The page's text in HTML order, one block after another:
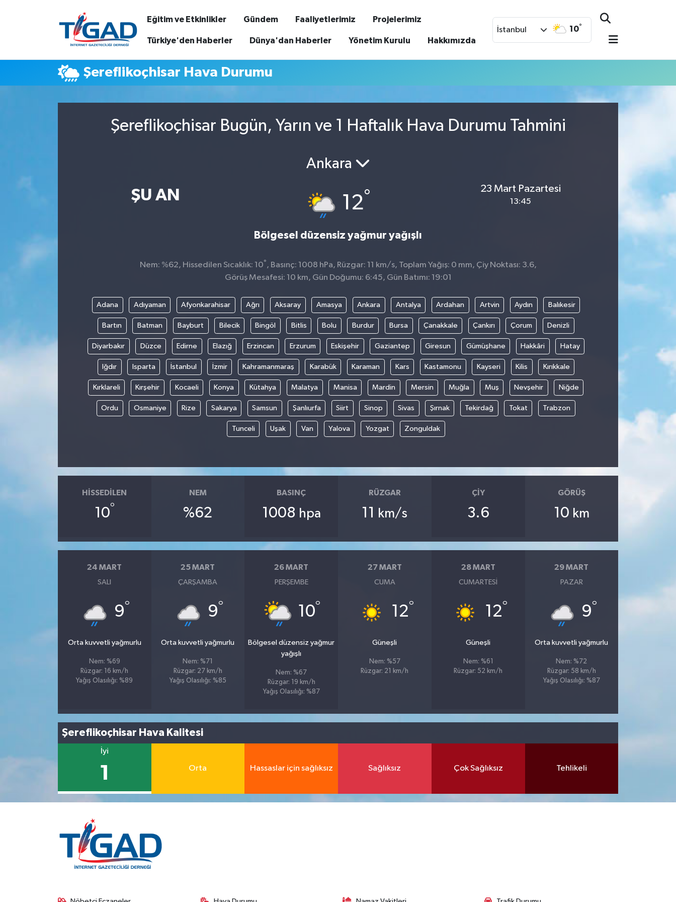
Eğitim ve Etkinlikler Gündem Faaliyetlerimiz Projelerimiz
Türkiye'den Haberler Dünya'dan Haberler Yönetim Kurulu Hakkımızda
İstanbul 10°
Şereflikoçhisar Hava Durumu
Şereflikoçhisar Bugün, Yarın ve 1 Haftalık Hava Durumu Tahmini
ŞU AN
Ankara
12°
Bölgesel düzensiz yağmur yağışlı
23 Mart Pazartesi
13:45
Nem: %62, Hissedilen Sıcaklık: 10° , Basınç: 1008 hPa, Rüzgar: 11 km/s, Toplam Yağış: 0 mm, Çiy Noktası: 3.6,
Görüş Mesafesi: 10 km, Gün Doğumu: 6:45, Gün Batımı: 19:01
Adana Adıyaman Afyonkarahisar Ağrı Aksaray Amasya Ankara Antalya Ardahan Artvin Aydın Balıkesir
Bartın Batman Bayburt Bilecik Bingöl Bitlis Bolu Burdur Bursa Çanakkale Çankırı Çorum Denizli
Diyarbakır Düzce Edirne Elazığ Erzincan Erzurum Eskişehir Gaziantep Giresun Gümüşhane Hakkâri Hatay
Iğdır Isparta İstanbul İzmir Kahramanmaraş Karabük Karaman Kars Kastamonu Kayseri Kilis Kırıkkale
Kırklareli Kırşehir Kocaeli Konya Kütahya Malatya Manisa Mardin Mersin Muğla Muş Nevşehir Niğde
Ordu Osmaniye Rize Sakarya Samsun Şanlıurfa Siirt Sinop Sivas Şırnak Tekirdağ Tokat Trabzon
Tunceli Uşak Van Yalova Yozgat Zonguldak
HISSEDILEN
10°
NEM
%62
BASINÇ
1008 hpa
RÜZGAR
11 km/s
ÇIY
3.6
GÖRÜŞ
10 km
24 MART
SALI
9°
Orta kuvvetli yağmurlu
Nem: %69
Rüzgar: 16 km/h
Yağış Olasılığı: %89
25 MART
ÇARŞAMBA
9°
Orta kuvvetli yağmurlu
Nem: %71
Rüzgar: 27 km/h
Yağış Olasılığı: %85
26 MART
PERŞEMBE
10°
Bölgesel düzensiz yağmur
yağışlı
Nem: %67
Rüzgar: 19 km/h
Yağış Olasılığı: %87
27 MART
CUMA
12°
Güneşli
Nem: %57
Rüzgar: 21 km/h
28 MART
CUMARTESI
12°
Güneşli
Nem: %61
Rüzgar: 52 km/h
29 MART
PAZAR
9°
Orta kuvvetli yağmurlu
Nem: %72
Rüzgar: 58 km/h
Yağış Olasılığı: %87
Şereflikoçhisar Hava Kalitesi
İyi
1 Orta Hassaslar için sağlıksız Sağlıksız Çok Sağlıksız Tehlikeli
Nöbetçi Eczaneler
Hava Durumu